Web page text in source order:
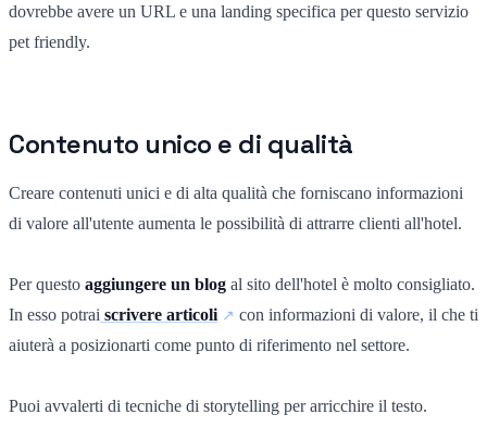
dovrebbe avere un URL e una landing specifica per questo servizio
pet friendly.
Contenuto unico e di qualità
Creare contenuti unici e di alta qualità che forniscano informazioni
di valore all'utente aumenta le possibilità di attrarre clienti all'hotel.
Per questo aggiungere un blog al sito dell'hotel è molto consigliato.
In esso potrai scrivere articoli
con informazioni di valore, il che ti
aiuterà a posizionarti come punto di riferimento nel settore.
Puoi avvalerti di tecniche di storytelling per arricchire il testo.